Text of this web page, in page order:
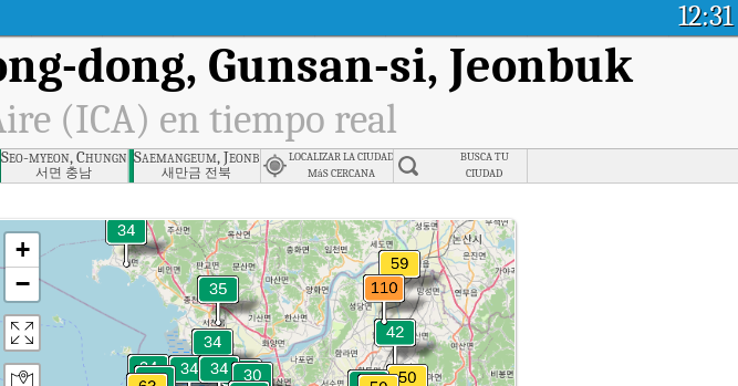
12:31
dong, Gunsan-si, Jeonbuk
(ICA) en tiempo real
Seo-myeon, Chungnam
서면 충남
Saemangeum, Jeonbuk
새만금 전북
LOCALIZAR LA CIUDAD
MáS CERCANA
BUSCA TU
CIUDAD
Soryong-dong, Gunsan-si, Jeonbuk en tiempo real.
+
−